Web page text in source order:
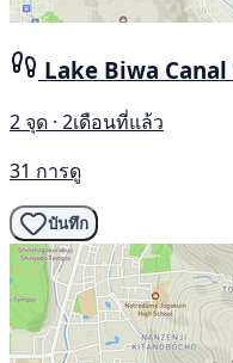
Lake Biwa
2 จุด · 2เดือนที่แล้ว
31 การดู
บันทึก